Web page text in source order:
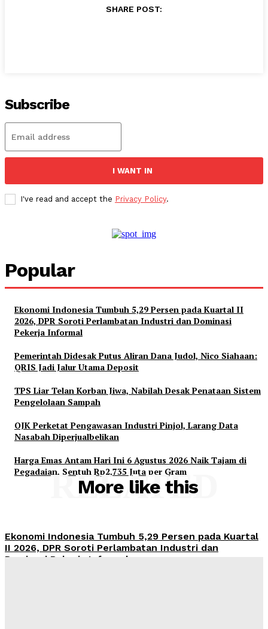
SHARE POST:
Subscribe
I WANT IN
I've read and accept the Privacy Policy.
Popular
Ekonomi Indonesia Tumbuh 5,29 Persen pada Kuartal II
2026, DPR Soroti Perlambatan Industri dan Dominasi
Pekerja Informal
Pemerintah Didesak Putus Aliran Dana Judol, Nico Siahaan:
QRIS Jadi Jalur Utama Deposit
TPS Liar Telan Korban Jiwa, Nabilah Desak Penataan Sistem
Pengelolaan Sampah
OJK Perketat Pengawasan Industri Pinjol, Larang Data
Nasabah Diperjualbelikan
Harga Emas Antam Hari Ini 6 Agustus 2026 Naik Tajam di
Pegadaian, Sentuh Rp2,735 Juta per Gram
More like this
RELATED
Ekonomi Indonesia Tumbuh 5,29 Persen pada Kuartal
II 2026, DPR Soroti Perlambatan Industri dan
Dominasi Pekerja Informal